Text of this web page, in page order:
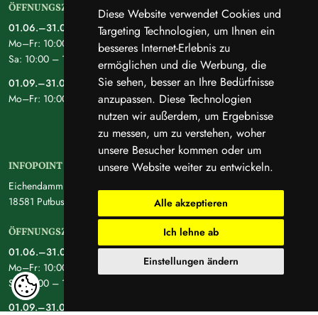
Diese Website verwendet Cookies und
Targeting Technologien, um Ihnen ein
besseres Internet-Erlebnis zu
ermöglichen und die Werbung, die
Sie sehen, besser an Ihre Bedürfnisse
anzupassen. Diese Technologien
nutzen wir außerdem, um Ergebnisse
zu messen, um zu verstehen, woher
unsere Besucher kommen oder um
unsere Website weiter zu entwickeln.
Alle akzeptieren
Ich lehne ab
Einstellungen ändern
ÖFFNUNGSZEITEN
01.06.–31.08.
Mo–Fr: 10:00 – 16:00 Uhr
Sa: 10:00 – 15:00 Uhr
01.09.–31.05.
Mo–Fr: 10:00 – 15:00 Uhr
INFOPOINT LAUTERBACH
Eichendamm 4
18581 Putbus
ÖFFNUNGSZEITEN
01.06.–31.08.
Mo–Fr: 10:00 – 16:00 Uhr
Sa: 10:00 – 15:00 Uhr
01.09.–31.05.